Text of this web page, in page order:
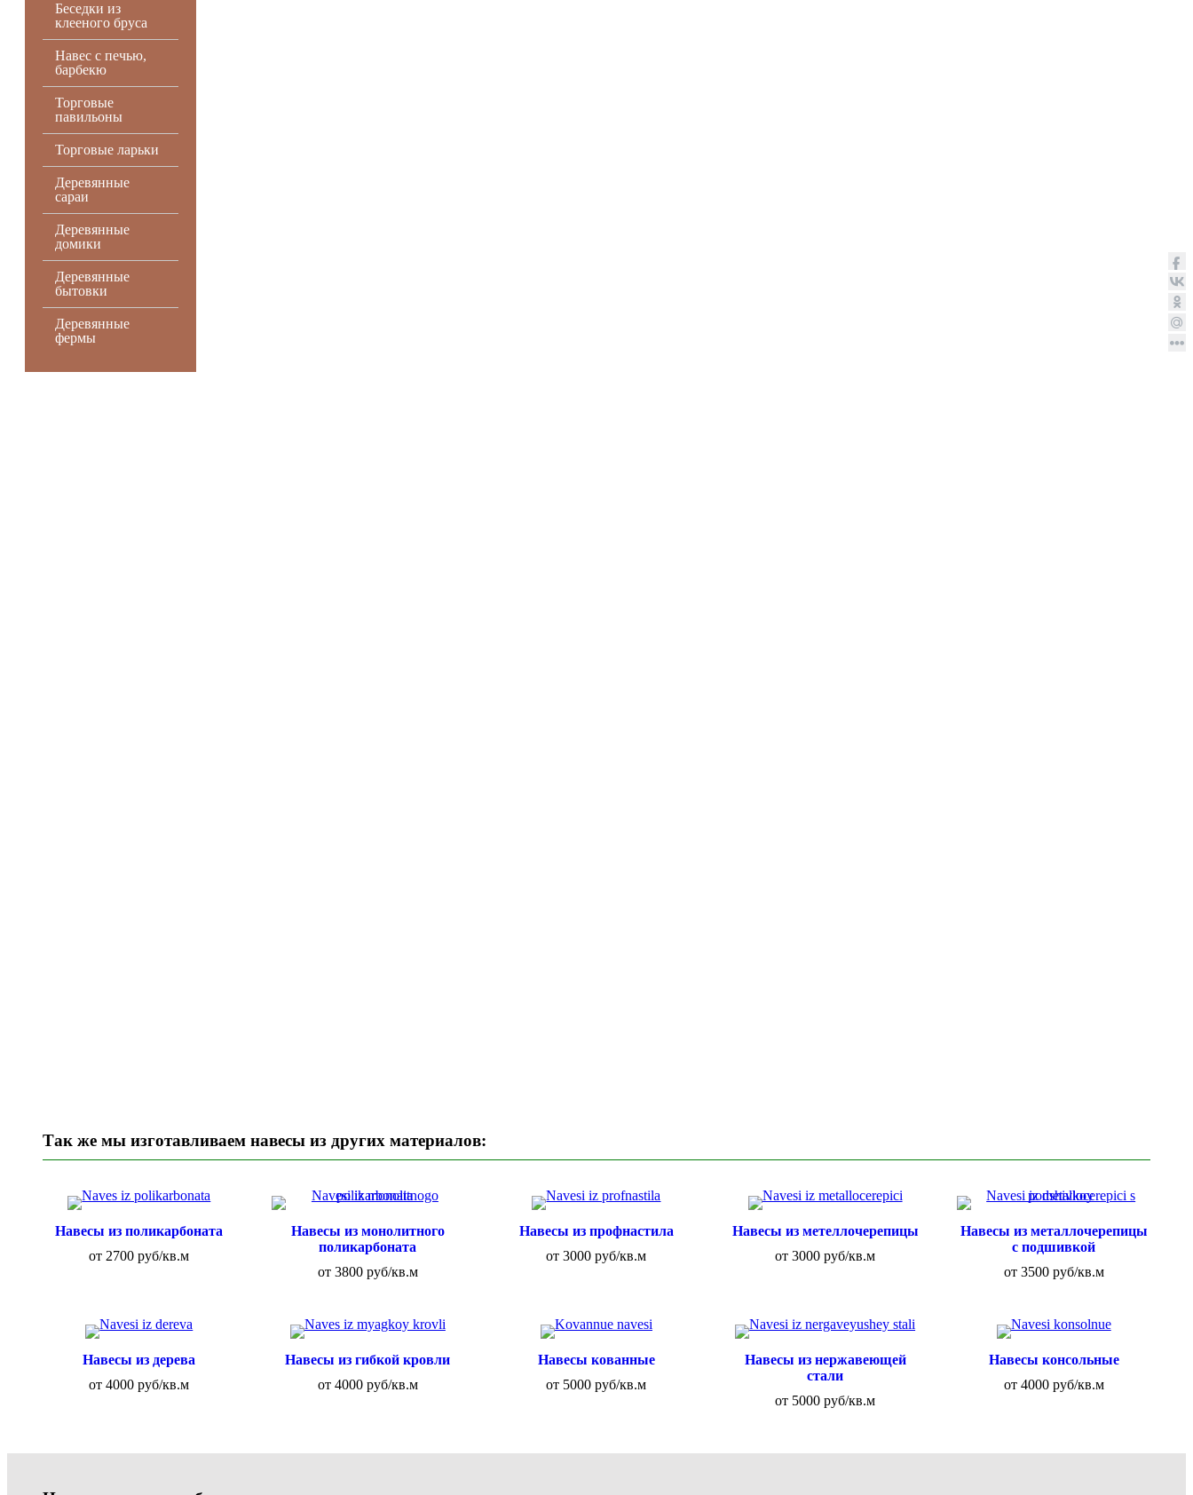
Беседки из
клееного бруса
Навес с печью,
барбекю
Торговые
павильоны
Торговые ларьки
Деревянные
сараи
Деревянные
домики
Деревянные
бытовки
Деревянные
фермы
Так же мы изготавливаем навесы из других материалов:
Навесы из поликарбоната
от 2700 руб/кв.м
Навесы из монолитного
поликарбоната
от 3800 руб/кв.м
Навесы из профнастила
от 3000 руб/кв.м
Навесы из метеллочерепицы
от 3000 руб/кв.м
Навесы из металлочерепицы
с подшивкой
от 3500 руб/кв.м
Навесы из дерева
от 4000 руб/кв.м
Навесы из гибкой кровли
от 4000 руб/кв.м
Навесы кованные
от 5000 руб/кв.м
Навесы из нержавеющей
стали
от 5000 руб/кв.м
Навесы консольные
от 4000 руб/кв.м